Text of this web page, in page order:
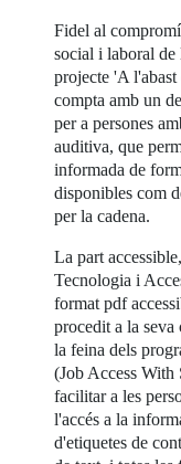
Fidel al
social i laboral de
projecte 'A
compta amb un
per a persones
auditiva, que
informada de
disponibles com
per la cadena.
La part
Tecnologia i
format pdf
procedit a la
la feina dels
(Job Access With
facilitar a les
l'accés a la
d'etiquetes de